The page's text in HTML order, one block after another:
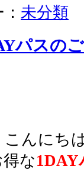
未分類
パスの
んにちは
得な1DAY